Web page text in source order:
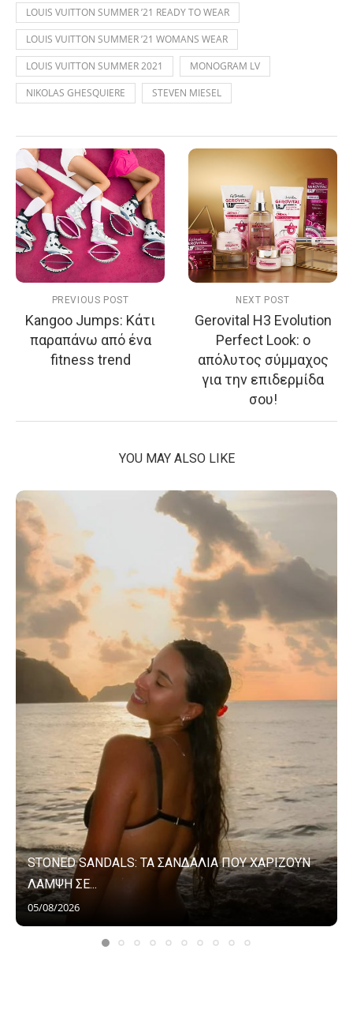
LOUIS VUITTON SUMMER ’21 READY TO WEAR
LOUIS VUITTON SUMMER ’21 WOMANS WEAR
LOUIS VUITTON SUMMER 2021
MONOGRAM LV
NIKOLAS GHESQUIERE
STEVEN MIESEL
PREVIOUS POST
Kangoo Jumps: Kάτι
παραπάνω από ένα
fitness trend
NEXT POST
Gerovital H3 Evolution
Perfect Look: o
απόλυτος σύμμαχος
για την επιδερμίδα
σου!
YOU MAY ALSO LIKE
STONED SANDALS: ΤΑ ΣΑΝΔΑΛΙΑ ΠΟΥ ΧΑΡΙΖΟΥΝ
ΛΑΜΨΗ ΣΕ...
05/08/2026